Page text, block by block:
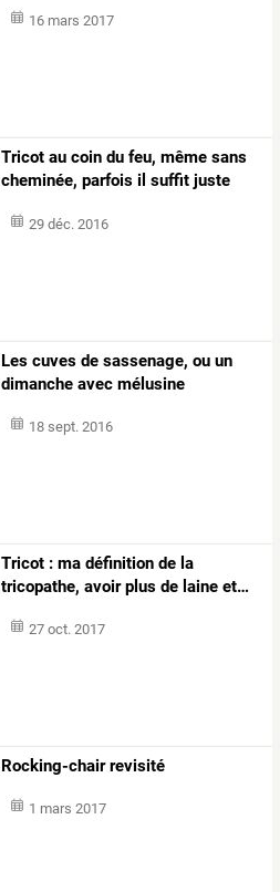
16 mars 2017
Tricot au coin du feu, même sans
cheminée, parfois il suffit juste
29 déc. 2016
Les cuves de sassenage, ou un
dimanche avec mélusine
18 sept. 2016
Tricot : ma définition de la
tricopathe, avoirplus de laine et…
27 oct. 2017
Rocking-chair revisité
1 mars 2017